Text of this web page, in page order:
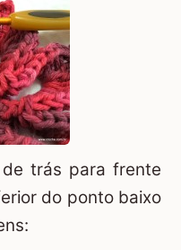
trás para frente
do ponto baixo